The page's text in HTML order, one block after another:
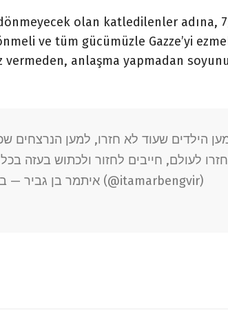
olan katledilenler adına,
ve tüm gücümüzle Gazze’yi
vermeden, anlaşma yapmadan
לעולם, חייבים לחזור ולכתוש בעזה
— איתמר בן גביר (@itamarbengvir)